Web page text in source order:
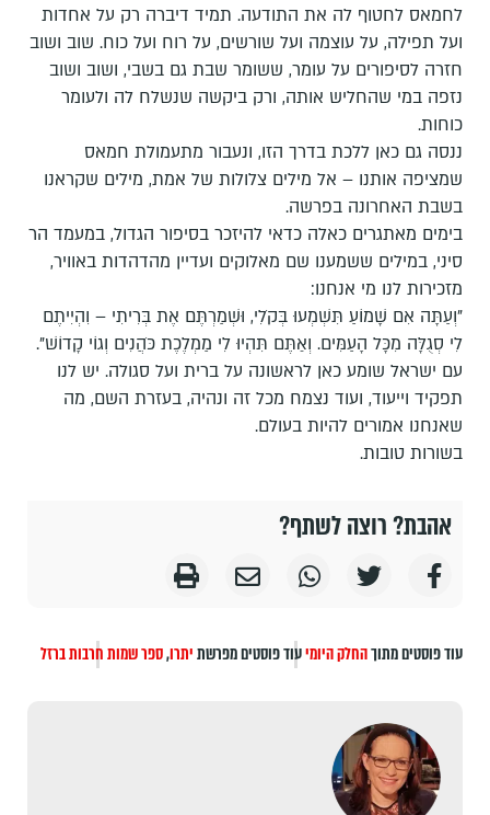
לחמאס לחטוף לה את התודעה. תמיד דיברה רק על אחדות
ועל תפילה, על עוצמה ועל שורשים, על רוח ועל כוח. שוב ושוב
חזרה לסיפורים על עומר, ששומר שבת גם בשבי, ושוב ושוב
נזפה במי שהחליש אותה, ורק ביקשה שנשלח לה ולעומר
כוחות.
ננסה גם כאן ללכת בדרך הזו, ונעבור מתעמולת חמאס
שמציפה אותנו – אל מילים צלולות של אמת, מילים שקראנו
בשבת האחרונה בפרשה.
בימים מאתגרים כאלה כדאי להיזכר בסיפור הגדול, במעמד הר
סיני, במילים ששמענו שם מאלוקים ועדיין מהדהדות באוויר,
מזכירות לנו מי אנחנו:
"וְעַתָּה אִם שָׁמוֹעַ תִּשְׁמְעוּ בְּקֹלִי, וּשְׁמַרְתֶּם אֶת בְּרִיתִי – וִהְיִיתֶם
לִי סְגֻלָּה מִכָּל הָעַמִּים. וְאַתֶּם תִּהְיוּ לִי מַמְלֶכֶת כֹּהֲנִים וְגוֹי קָדוֹשׁ".
עם ישראל שומע כאן לראשונה על ברית ועל סגולה. יש לנו
תפקיד וייעוד, ועוד נצמח מכל זה ונהיה, בעזרת השם, מה
שאנחנו אמורים להיות בעולם.
בשורות טובות.
אהבת? רוצה לשתף?
עוד פוסטים מתוךהחלק היומיעוד פוסטים מפרשתיתרו,ספר שמותחרבות ברזל